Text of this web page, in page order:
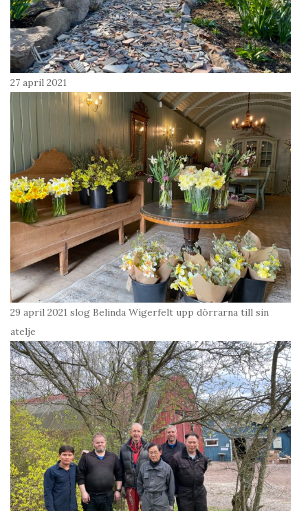
27 april 2021
29 april 2021 slog Belinda Wigerfelt upp dörrarna till sin
atelje